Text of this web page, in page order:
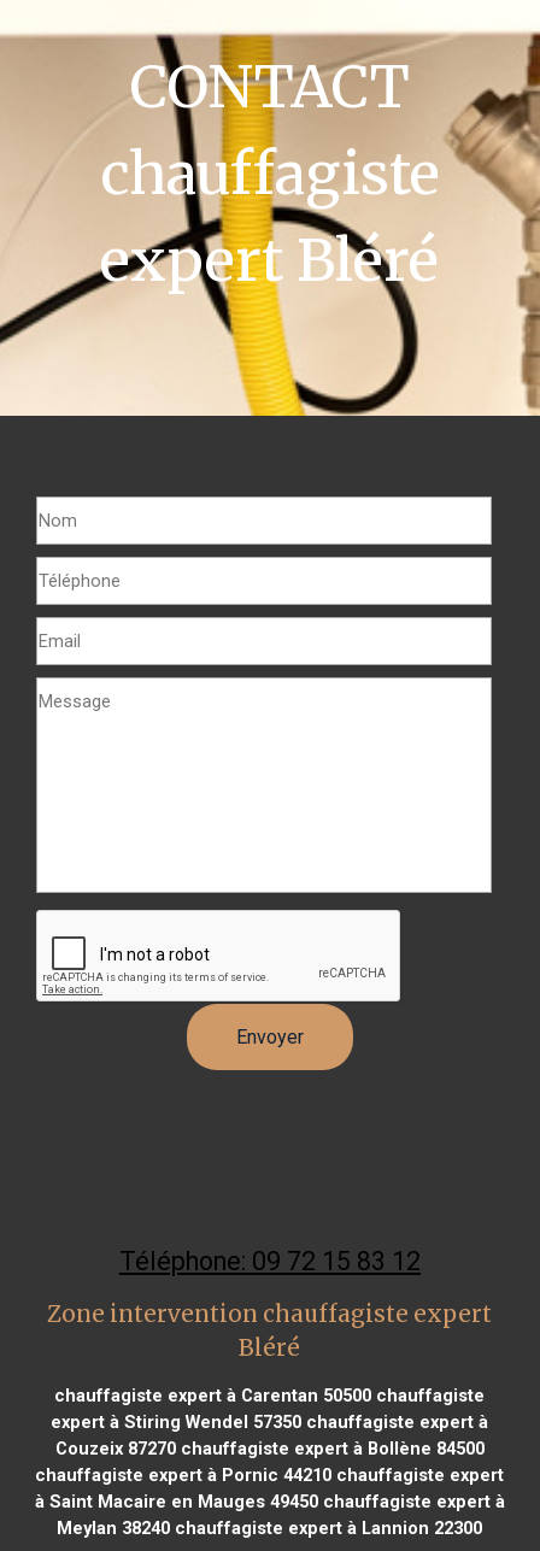
CONTACT
chauffagiste
expert Bléré
Téléphone: 09 72 15 83 12
Zone intervention chauffagiste expert
Bléré
chauffagiste expert à Carentan 50500 chauffagiste
expert à Stiring Wendel 57350 chauffagiste expert à
Couzeix 87270chauffagiste expert à Bollène 84500
chauffagiste expert à Pornic 44210 chauffagiste expert
à Saint Macaire en Mauges 49450chauffagiste expert à
Meylan 38240 chauffagiste expert à Lannion 22300